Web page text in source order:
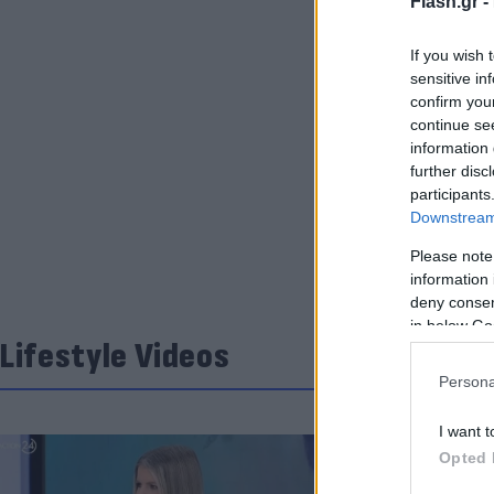
If you wish
sensitive
confirm
continue
information
further
Please
information
deny
in below
I want
Opted
Lifestyle Videos